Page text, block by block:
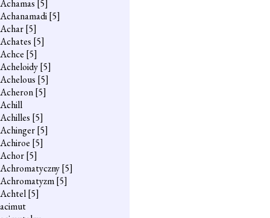
Achamas [5]
Achanamadi[5]
Achar[5]
Achates [5]
Achce [5]
Acheloidy[5]
Achelous [5]
Acheron[5]
Achill
Achilles [5]
Achinger[5]
Achiroe [5]
Achor[5]
Achromatyczny[5]
Achromatyzm[5]
Achtel[5]
acimut